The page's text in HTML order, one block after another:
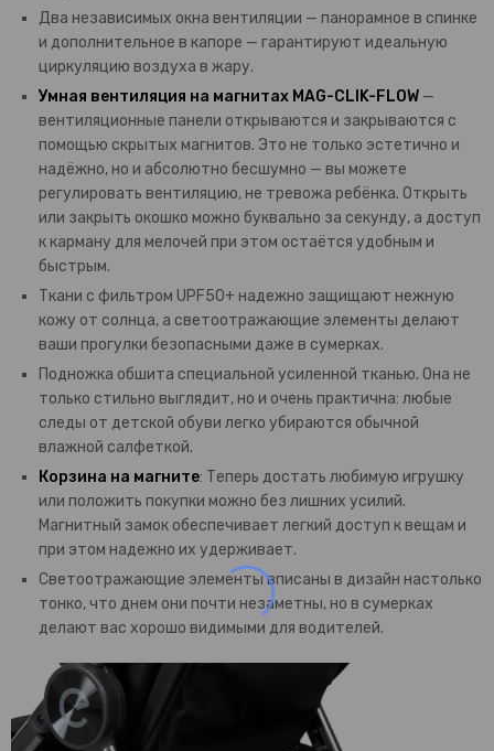
Два независимых окна вентиляции — панорамное в спинке
и дополнительное в капоре — гарантируют идеальную
циркуляцию воздуха в жару.
Умная вентиляция на магнитах MAG-CLIK-FLOW —
вентиляционные панели открываются и закрываются с
помощью скрытых магнитов. Это не только эстетично и
надёжно, но и абсолютно бесшумно — вы можете
регулировать вентиляцию, не тревожа ребёнка. Открыть
или закрыть окошко можно буквально за секунду, а доступ
к карману для мелочей при этом остаётся удобным и
быстрым.
Ткани с фильтром UPF50+ надежно защищают нежную
кожу от солнца, а светоотражающие элементы делают
ваши прогулки безопасными даже в сумерках.
Подножка обшита специальной усиленной тканью. Она не
только стильно выглядит, но и очень практична: любые
следы от детской обуви легко убираются обычной
влажной салфеткой.
Корзина на магните: Теперь достать любимую игрушку
или положить покупки можно без лишних усилий.
Магнитный замок обеспечивает легкий доступ к вещам и
при этом надежно их удерживает.
Светоотражающие элементы вписаны в дизайн настолько
тонко, что днем они почти незаметны, но в сумерках
делают вас хорошо видимыми для водителей.